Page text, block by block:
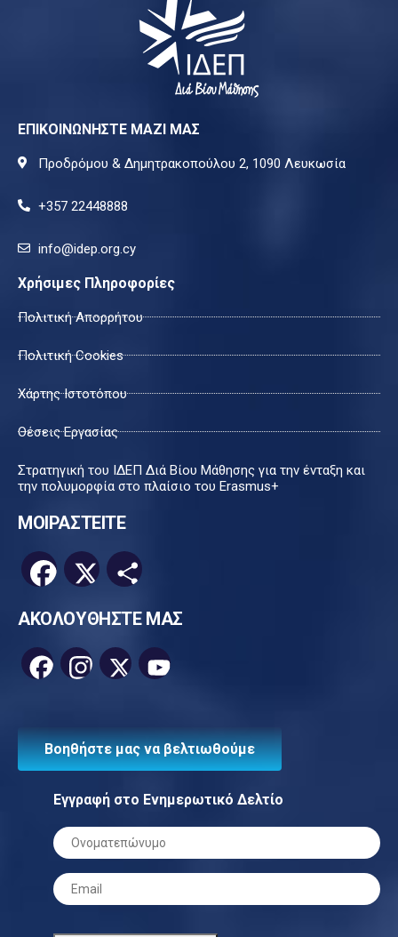
ΕΠΙΚΟΙΝΩΝΗΣΤΕ ΜΑΖΙ ΜΑΣ
Προδρόμου & Δημητρακοπούλου 2, 1090 Λευκωσία
+357 22448888
info@idep.org.cy
Χρήσιμες Πληροφορίες
Πολιτική Απορρήτου
Πολιτική Cookies
Χάρτης Ιστοτόπου
Θέσεις Εργασίας
Στρατηγική του ΙΔΕΠ Διά Βίου Μάθησης για την ένταξη και
την πολυμορφία στο πλαίσιο του Erasmus+
ΜΟΙΡΑΣΤΕΙΤΕ
Facebook
X
ΑΚΟΛΟΥΘΗΣΤΕ ΜΑΣ
FacebookInstagram
X
Βοηθήστε μας να βελτιωθούμε
Εγγραφή στο Ενημερωτικό Δελτίο
Ονοματεπώνυμο
Email *